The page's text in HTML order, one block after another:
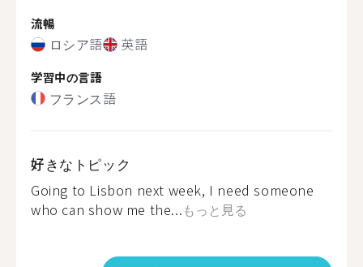
流暢
ロシア語 英語
学習中の言語
フランス語
好きなトピック
Going to Lisbon next week, I need someone
who can show me the...もっと見る